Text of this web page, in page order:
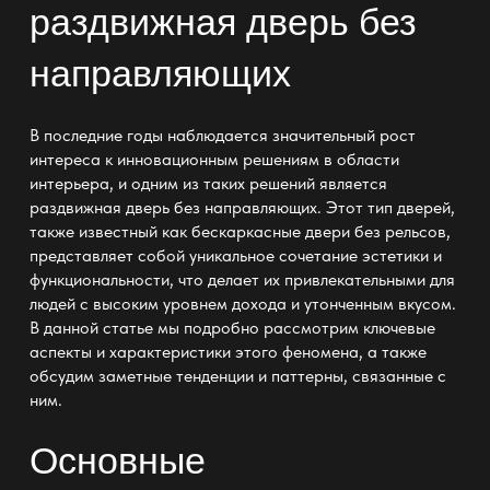
раздвижная дверь без
направляющих
В последние годы наблюдается значительный рост
интереса к инновационным решениям в области
интерьера, и одним из таких решений является
раздвижная дверь без направляющих. Этот тип дверей,
также известный как бескаркасные двери без рельсов,
представляет собой уникальное сочетание эстетики и
функциональности, что делает их привлекательными для
людей с высоким уровнем дохода и утонченным вкусом.
В данной статье мы подробно рассмотрим ключевые
аспекты и характеристики этого феномена, а также
обсудим заметные тенденции и паттерны, связанные с
ним.
Основные